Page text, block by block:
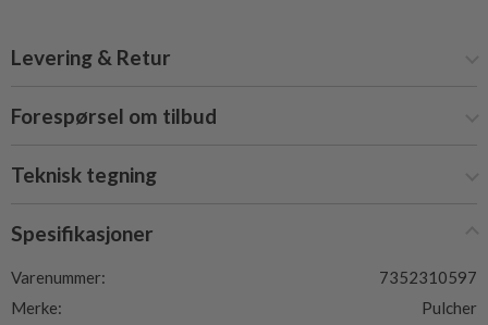
Levering & Retur
Forespørsel om tilbud
Teknisk tegning
Spesifikasjoner
Varenummer:
7352310597
Merke:
Pulcher